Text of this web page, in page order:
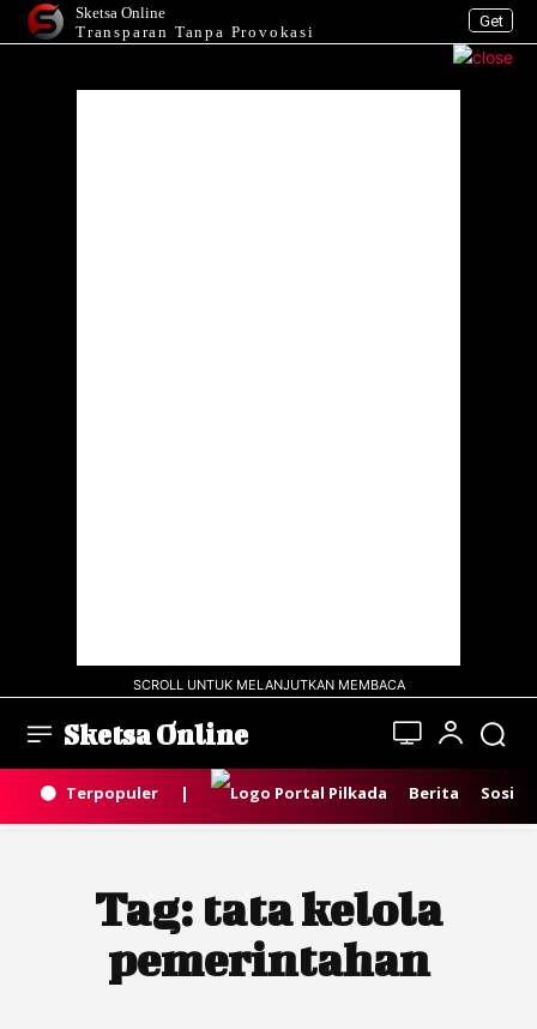
Get
Sketsa Online
Transparan Tanpa Provokasi
SCROLL UNTUK MELANJUTKAN MEMBACA
Sketsa Online
Terpopuler | Berita Sosial
Tag: tata kelola
pemerintahan